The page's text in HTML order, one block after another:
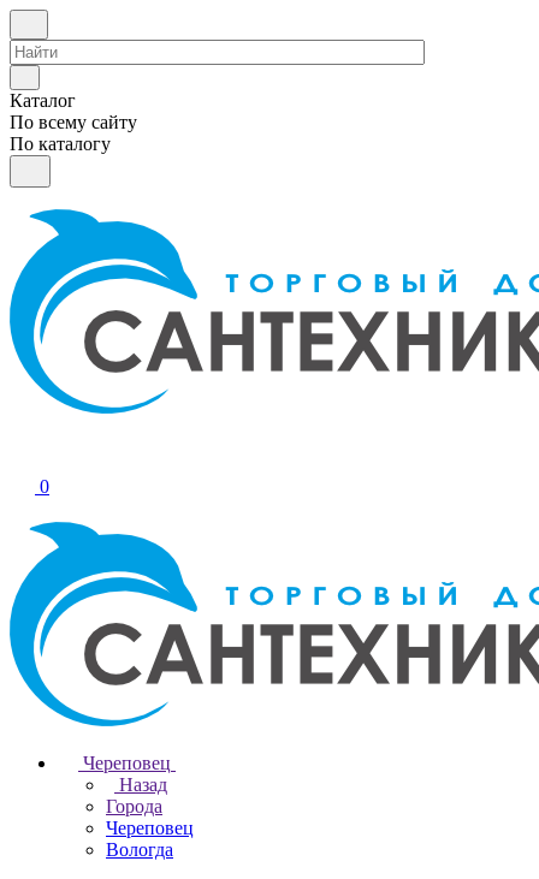
Каталог
По всему сайту
По каталогу
0
Череповец
Назад
Города
Череповец
Вологда